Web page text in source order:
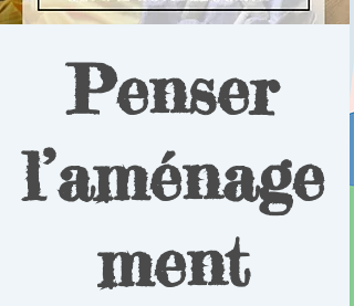
Penser
l’aménage
ment